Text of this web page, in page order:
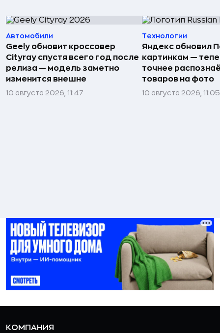
Автомобили
Geely обновит кроссовер
Cityray спустя всего год после
релиза — модель заметно
изменится внешне
10 августа 2026, 11:47
Технологии
Яндекс обновил
картинкам —
точнее
товаров на фото
10 августа 2026, 11:05
КОМПАНИЯ